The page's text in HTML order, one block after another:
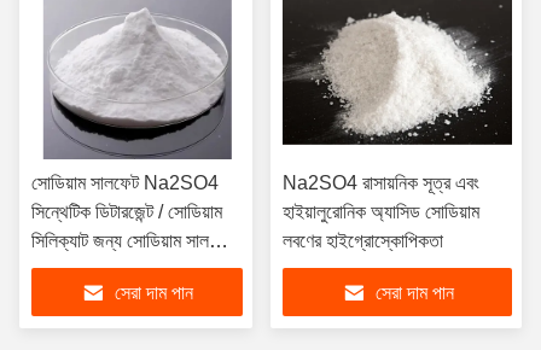
সোডিয়াম সালফেট Na2SO4
সিন্থেটিক ডিটারজেন্ট / সোডিয়াম
সিলিক্যাট জন্য সোডিয়াম সালফেট
পাউডার
সেরা দাম পান
Na2SO4 রাসায়নিক সূত্র এবং
হাইয়ালুরোনিক অ্যাসিড সোডিয়াম
লবণের হাইগ্রোস্কোপিকতা
সেরা দাম পান